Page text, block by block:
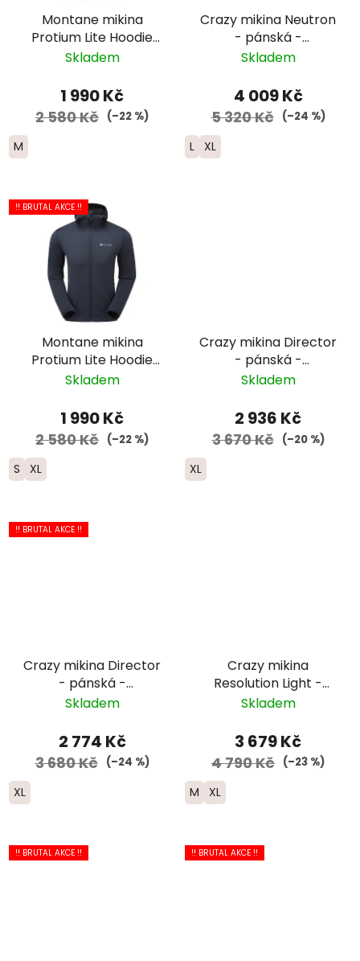
Montane mikina
Protium Lite Hoodie
zip - pánská -
Skladem
1 990 Kč
2 580 Kč (–22 %)
M
Crazy mikina Neutron
- pánská -
zelená/tmavě
Skladem
4 009 Kč
5 320 Kč (–24 %)
L XL
!! BRUTAL AKCE !!
Montane mikina
Protium Lite Hoodie
zip - pánská - tmavě
Skladem
1 990 Kč
2 580 Kč (–22 %)
S XL
Crazy mikina Director
- pánská -
modrá/tmavě
Skladem
2 936 Kč
3 670 Kč (–20 %)
XL
!! BRUTAL AKCE !!
Crazy mikina Director
- pánská -
oranžová/zelená/světle
Skladem
2 774 Kč
3 680 Kč (–24 %)
XL
Crazy mikina
Resolution Light -
pánská -
Skladem
3 679 Kč
4 790 Kč (–23 %)
M XL
!! BRUTAL AKCE !! !! BRUTAL AKCE !!